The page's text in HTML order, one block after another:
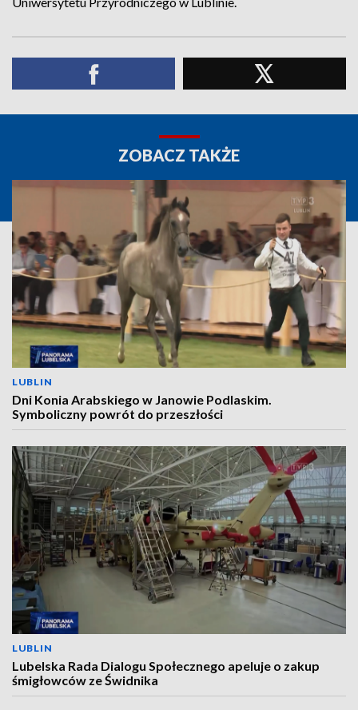
ZOBACZ TAKŻE
LUBLIN
Dni Konia Arabskiego w Janowie Podlaskim.
Symboliczny powrót do przeszłości
LUBLIN
Lubelska Rada Dialogu Społecznego apeluje o zakup
śmigłowców ze Świdnika